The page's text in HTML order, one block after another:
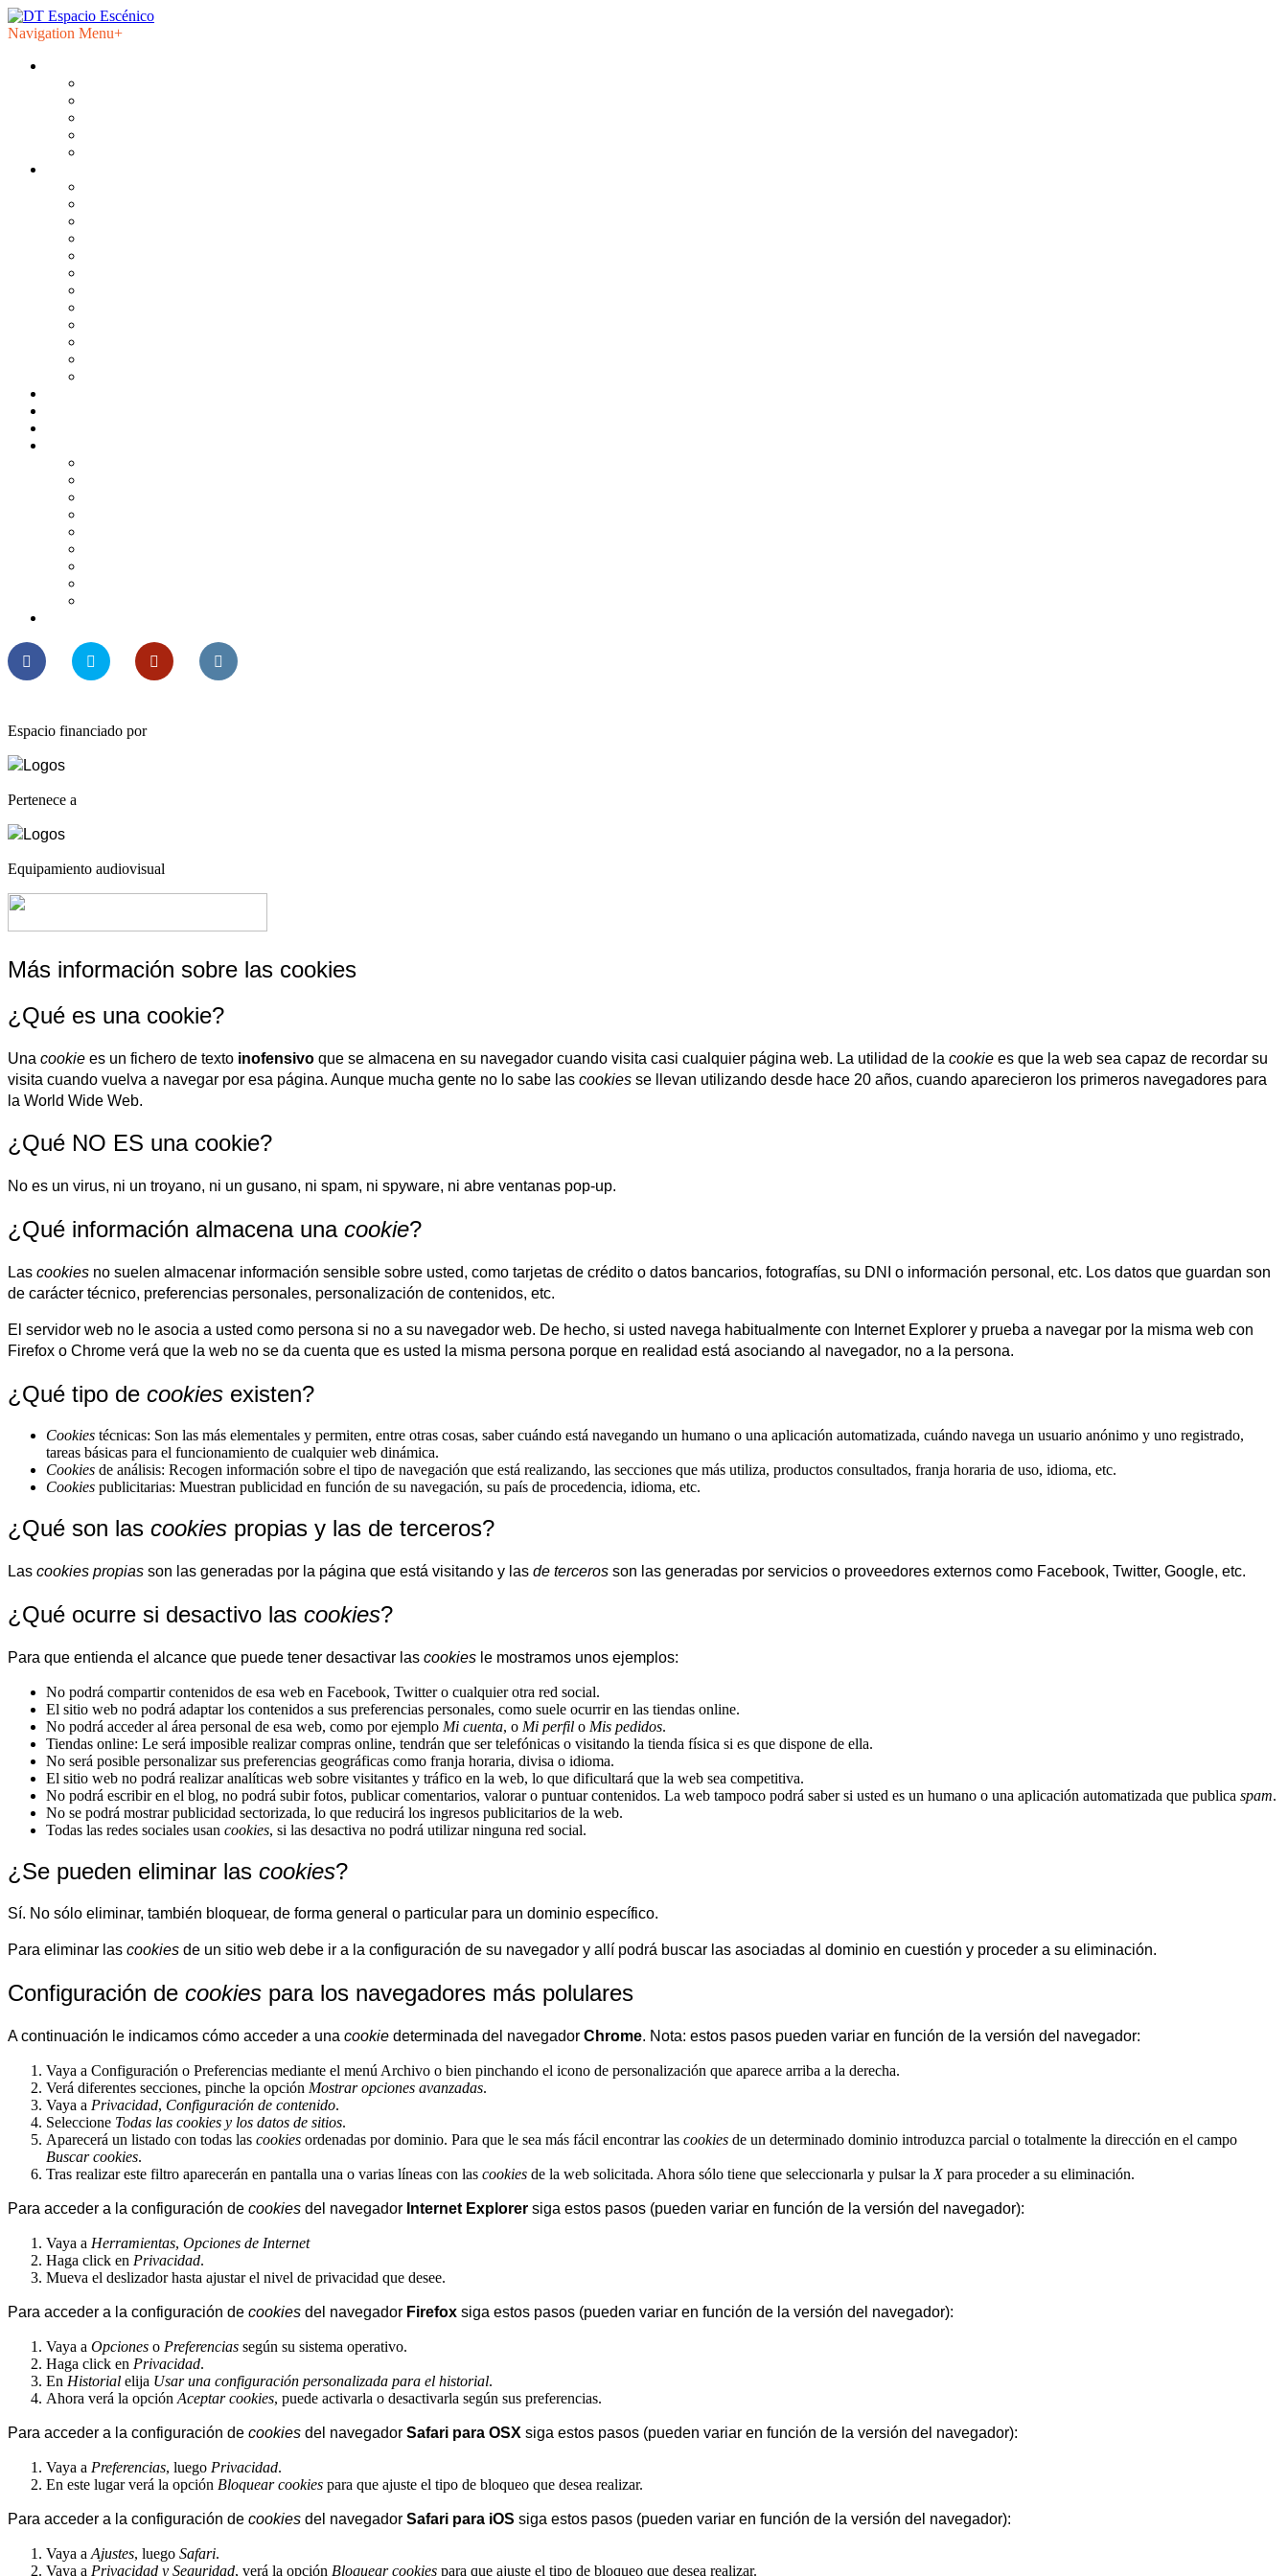
Navigation Menu+
Espacio financiado por
Pertenece a
Equipamiento audiovisual
Más información sobre las cookies
¿Qué es una cookie?
Una cookie es un fichero de texto inofensivo que se almacena en su navegador cuando visita casi cualquier página web. La utilidad de la cookie es que la web sea capaz de recordar su
visita cuando vuelva a navegar por esa página. Aunque mucha gente no lo sabe las cookies se llevan utilizando desde hace 20 años, cuando aparecieron los primeros navegadores para
la World Wide Web.
¿Qué NO ES una cookie?
No es un virus, ni un troyano, ni un gusano, ni spam, ni spyware, ni abre ventanas pop-up.
¿Qué información almacena una cookie?
Las cookies no suelen almacenar información sensible sobre usted, como tarjetas de crédito o datos bancarios, fotografías, su DNI o información personal, etc. Los datos que guardan son
de carácter técnico, preferencias personales, personalización de contenidos, etc.
El servidor web no le asocia a usted como persona si no a su navegador web. De hecho, si usted navega habitualmente con Internet Explorer y prueba a navegar por la misma web con
Firefox o Chrome verá que la web no se da cuenta que es usted la misma persona porque en realidad está asociando al navegador, no a la persona.
¿Qué tipo de cookies existen?
Cookies técnicas: Son las más elementales y permiten, entre otras cosas, saber cuándo está navegando un humano o una aplicación automatizada, cuándo navega un usuario anónimo y uno registrado,
tareas básicas para el funcionamiento de cualquier web dinámica.
Cookies de análisis: Recogen información sobre el tipo de navegación que está realizando, las secciones que más utiliza, productos consultados, franja horaria de uso, idioma, etc.
Cookies publicitarias: Muestran publicidad en función de su navegación, su país de procedencia, idioma, etc.
¿Qué son las cookies propias y las de terceros?
Las cookies propias son las generadas por la página que está visitando y las de terceros son las generadas por servicios o proveedores externos como Facebook, Twitter, Google, etc.
¿Qué ocurre si desactivo las cookies?
Para que entienda el alcance que puede tener desactivar las cookies le mostramos unos ejemplos:
No podrá compartir contenidos de esa web en Facebook, Twitter o cualquier otra red social.
El sitio web no podrá adaptar los contenidos a sus preferencias personales, como suele ocurrir en las tiendas online.
No podrá acceder al área personal de esa web, como por ejemplo Mi cuenta, o Mi perfil o Mis pedidos.
Tiendas online: Le será imposible realizar compras online, tendrán que ser telefónicas o visitando la tienda física si es que dispone de ella.
No será posible personalizar sus preferencias geográficas como franja horaria, divisa o idioma.
El sitio web no podrá realizar analíticas web sobre visitantes y tráfico en la web, lo que dificultará que la web sea competitiva.
No podrá escribir en el blog, no podrá subir fotos, publicar comentarios, valorar o puntuar contenidos. La web tampoco podrá saber si usted es un humano o una aplicación automatizada que publica spam.
No se podrá mostrar publicidad sectorizada, lo que reducirá los ingresos publicitarios de la web.
Todas las redes sociales usan cookies, si las desactiva no podrá utilizar ninguna red social.
¿Se pueden eliminar las cookies?
Sí. No sólo eliminar, también bloquear, de forma general o particular para un dominio específico.
Para eliminar las cookies de un sitio web debe ir a la configuración de su navegador y allí podrá buscar las asociadas al dominio en cuestión y proceder a su eliminación.
Configuración de cookies para los navegadores más polulares
A continuación le indicamos cómo acceder a una cookie determinada del navegador Chrome. Nota: estos pasos pueden variar en función de la versión del navegador:
Vaya a Configuración o Preferencias mediante el menú Archivo o bien pinchando el icono de personalización que aparece arriba a la derecha.
Verá diferentes secciones, pinche la opción Mostrar opciones avanzadas.
Vaya a Privacidad, Configuración de contenido.
Seleccione Todas las cookies y los datos de sitios.
Aparecerá un listado con todas las cookies ordenadas por dominio. Para que le sea más fácil encontrar las cookies de un determinado dominio introduzca parcial o totalmente la dirección en el campo
Buscar cookies.
Tras realizar este filtro aparecerán en pantalla una o varias líneas con las cookies de la web solicitada. Ahora sólo tiene que seleccionarla y pulsar la Xpara proceder a su eliminación.
Para acceder a la configuración de cookies del navegador Internet Explorer siga estos pasos (pueden variar en función de la versión del navegador):
Vaya a Herramientas, Opciones de Internet
Haga click en Privacidad.
Mueva el deslizador hasta ajustar el nivel de privacidad que desee.
Para acceder a la configuración de cookies del navegador Firefox siga estos pasos (pueden variar en función de la versión del navegador):
Vaya a Opciones o Preferencias según su sistema operativo.
Haga click en Privacidad.
En Historial elija Usar una configuración personalizada para el historial.
Ahora verá la opción Aceptar cookies, puede activarla o desactivarla según sus preferencias.
Para acceder a la configuración de cookies del navegador Safari para OSX siga estos pasos (pueden variar en función de la versión del navegador):
Vaya a Preferencias, luego Privacidad.
En este lugar verá la opción Bloquear cookies para que ajuste el tipo de bloqueo que desea realizar.
Para acceder a la configuración de cookies del navegador Safari para iOS siga estos pasos (pueden variar en función de la versión del navegador):
Vaya a Ajustes, luego Safari.
Vaya a Privacidad y Seguridad, verá la opción Bloquear cookies para que ajuste el tipo de bloqueo que desea realizar.